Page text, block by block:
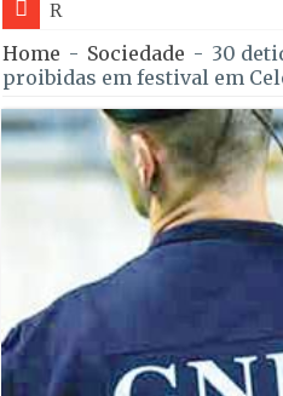
Rafael Barbas foi sét
Home - Sociedade - 30
proibidas em festival em